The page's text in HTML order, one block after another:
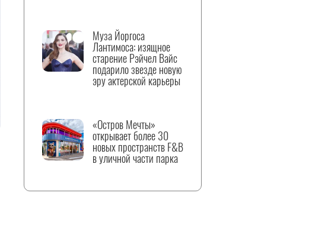
Муза Йоргоса
Лантимоса: изящное
старение Рэйчел Вайс
подарило звезде новую
эру актерской карьеры
«Остров Мечты»
открывает более 30
новых пространств F&B
в уличной части парка